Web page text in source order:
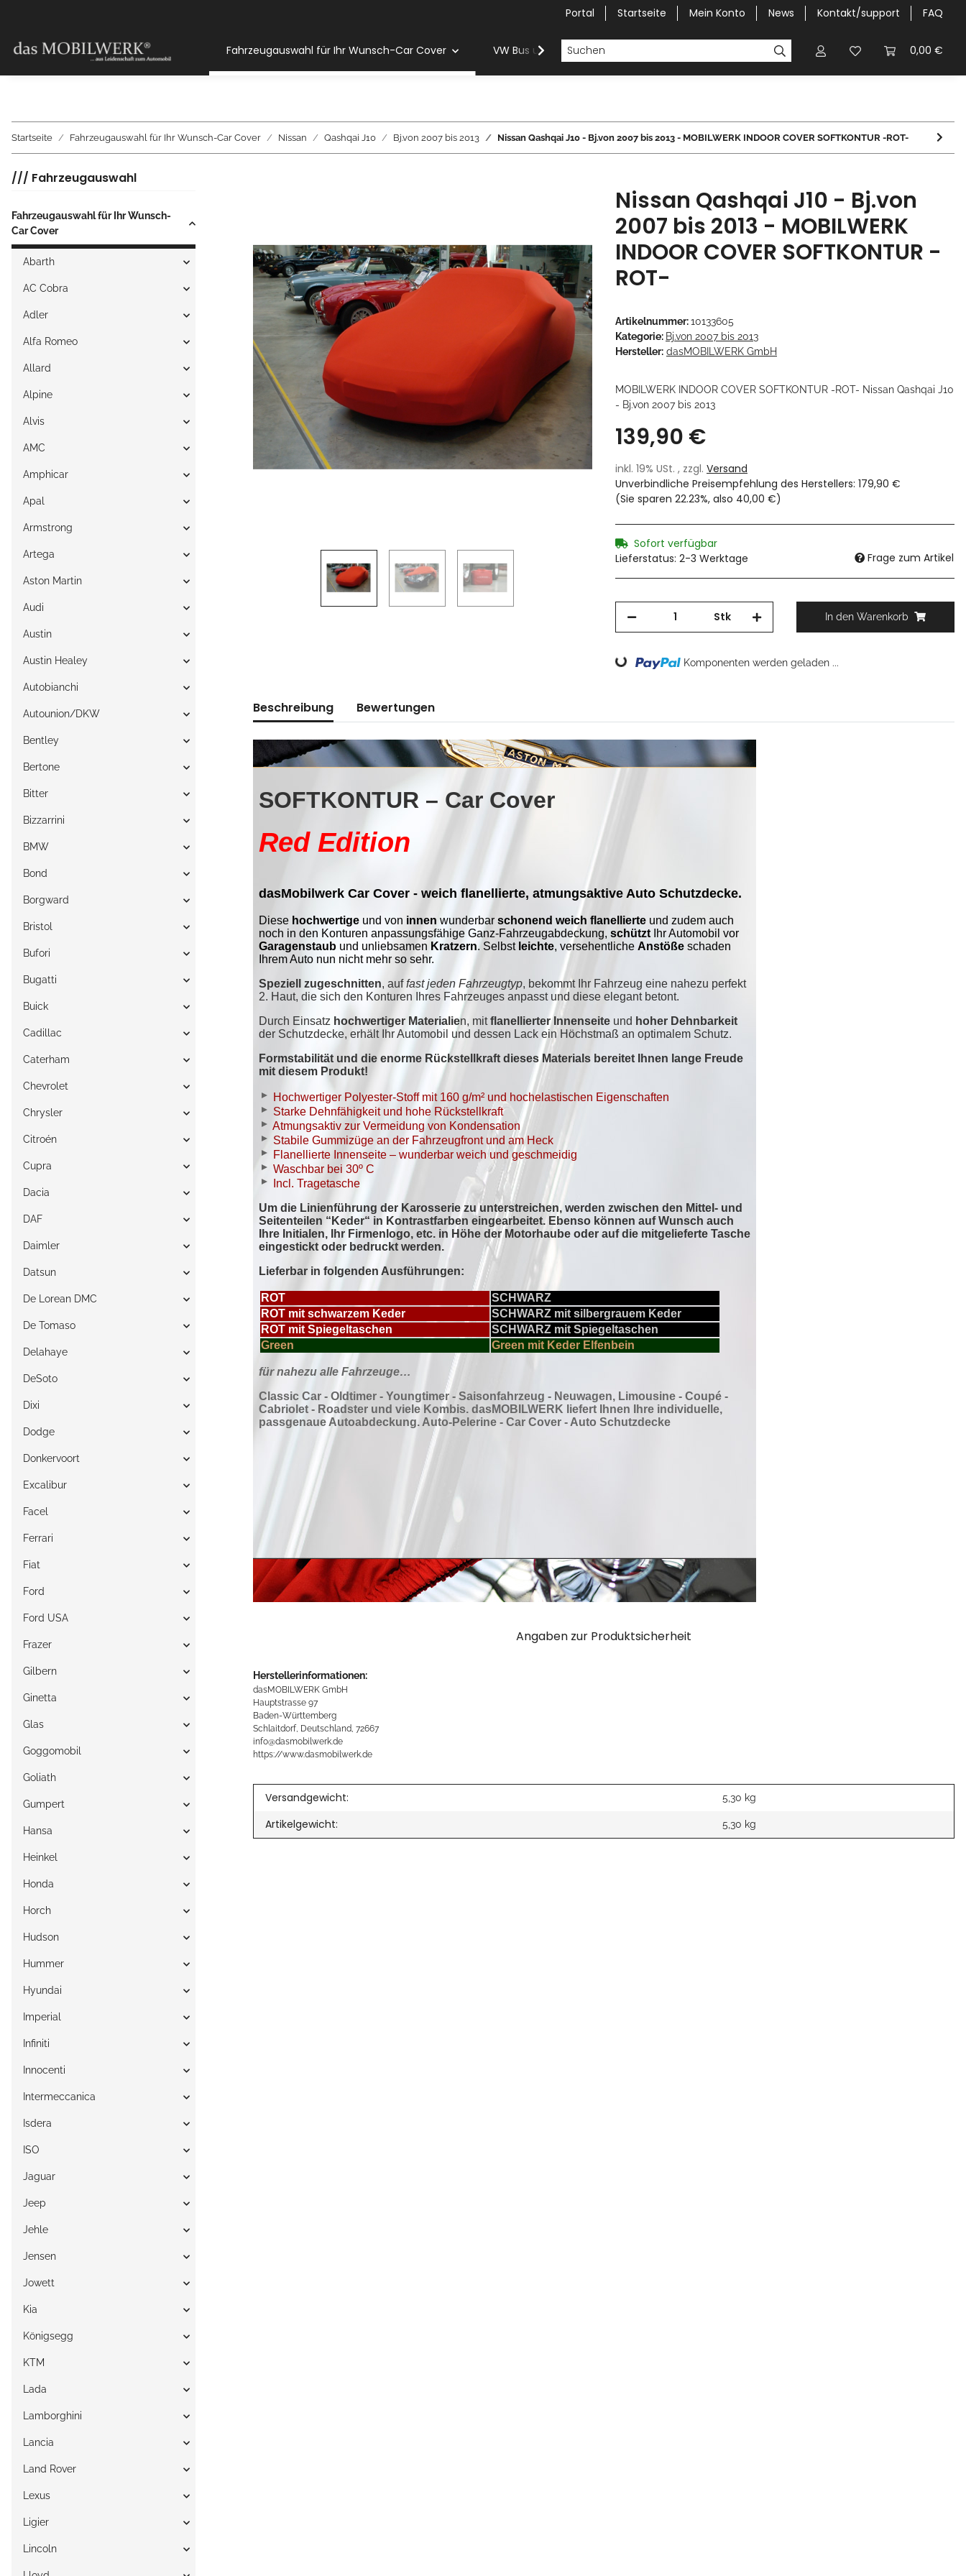
Portal Startseite Mein Konto News Kontakt/support FAQ
0,00 €
Fahrzeugauswahl für Ihr Wunsch-Car Cover VW Bus und Van Car Cover Halbgaragen / Kapuzen nach
Startseite Fahrzeugauswahl für Ihr Wunsch-Car Cover Nissan Qashqai J10 Bj.von 2007 bis 2013 Nissan Qashqai J10 - Bj.von 2007 bis 2013 - MOBILWERK INDOOR COVER SOFTKONTUR -ROT-
Nissan Qashqai J10 - Bj.von
2007 bis 2013 - MOBILWERK
INDOOR COVER SOFTKONTUR -
ROT-
Artikelnummer:10133605
Kategorie: Bj.von 2007 bis 2013
Hersteller: dasMOBILWERK GmbH
MOBILWERK INDOOR COVER SOFTKONTUR -ROT- Nissan Qashqai J10
- Bj.von 2007 bis 2013
139,90 €
inkl. 19% USt. , zzgl. Versand
Unverbindliche Preisempfehlung des Herstellers: 179,90 €
(Sie sparen 22.23%, also 40,00 €)
Sofort verfügbar
Lieferstatus: 2-3 Werktage
Frage zum Artikel
Stk In den Warenkorb
Loading... Komponenten werden geladen ...
Beschreibung Bewertungen
Angaben zur Produktsicherheit
Herstellerinformationen:
dasMOBILWERK GmbH
Hauptstrasse 97
Baden-Württemberg
Schlaitdorf, Deutschland, 72667
info@dasmobilwerk.de
https://www.dasmobilwerk.de
Versandgewicht: 5,30 kg
Artikelgewicht: 5,30 kg
/// Fahrzeugauswahl
Fahrzeugauswahl für Ihr Wunsch-
Car Cover
Abarth
AC Cobra
Adler
Alfa Romeo
Allard
Alpine
Alvis
AMC
Amphicar
Apal
Armstrong
Artega
Aston Martin
Audi
Austin
Austin Healey
Autobianchi
Autounion/DKW
Bentley
Bertone
Bitter
Bizzarrini
BMW
Bond
Borgward
Bristol
Bufori
Bugatti
Buick
Cadillac
Caterham
Chevrolet
Chrysler
Citroén
Cupra
Dacia
DAF
Daimler
Datsun
De Lorean DMC
De Tomaso
Delahaye
DeSoto
Dixi
Dodge
Donkervoort
Excalibur
Facel
Ferrari
Fiat
Ford
Ford USA
Frazer
Gilbern
Ginetta
Glas
Goggomobil
Goliath
Gumpert
Hansa
Heinkel
Honda
Horch
Hudson
Hummer
Hyundai
Imperial
Infiniti
Innocenti
Intermeccanica
Isdera
ISO
Jaguar
Jeep
Jehle
Jensen
Jowett
Kia
Königsegg
KTM
Lada
Lamborghini
Lancia
Land Rover
Lexus
Ligier
Lincoln